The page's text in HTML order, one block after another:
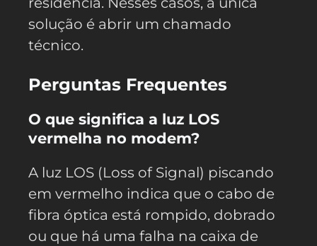
solução é abrir um chamado
técnico.
Perguntas Frequentes
O que significa a luz LOS
vermelha no modem?
A luz LOS (Loss of Signal) piscando
em vermelho indica que o cabo de
fibra óptica está rompido, dobrado
ou que há uma falha na caixa de